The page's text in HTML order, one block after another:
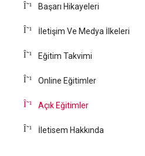
Başarı Hikayeleri
İletişim Ve Medya İlkeleri
Eğitim Takvimi
Online Eğitimler
Açık Eğitimler
İletisem Hakkında